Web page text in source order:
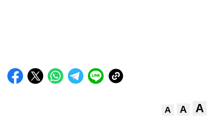
A A A